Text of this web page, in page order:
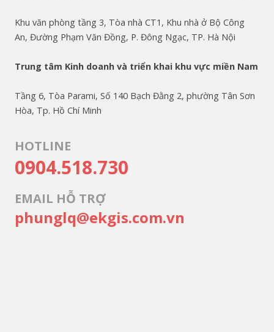
Khu văn phòng tầng 3, Tòa nhà CT1, Khu nhà ở Bộ Công
An, Đường Phạm Văn Đồng, P. Đông Ngạc, TP. Hà Nội
Trung tâm Kinh doanh và triển khai khu vực miền Nam
Tầng 6, Tòa Parami, Số 140 Bạch Đằng 2, phường Tân Sơn
Hòa, Tp. Hồ Chí Minh
HOTLINE
0904.518.730
EMAIL HỖ TRỢ
phunglq@ekgis.com.vn